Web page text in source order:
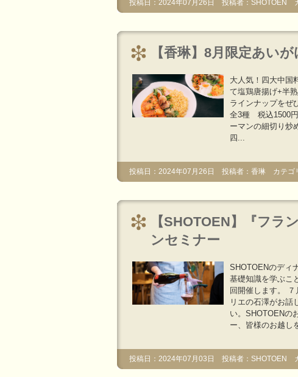
投稿日：2024年07月26日 投稿者：SHOTOEN
【香琳】8月限定あい
大人気！四大中国
て塩鶏唐揚げ+半
ラインナップをぜ
全3種 税込1500
ーマンの細切り炒
四...
投稿日：2024年07月26日 投稿者：香琳 カテゴ
【SHOTOEN】『フラ
ンセミナー
SHOTOENのディ
基礎知識を学ぶこ
回開催します。
リエの石澤がお話
い。SHOTOENの
ー、皆様のお越し
投稿日：2024年07月03日 投稿者：SHOTOEN